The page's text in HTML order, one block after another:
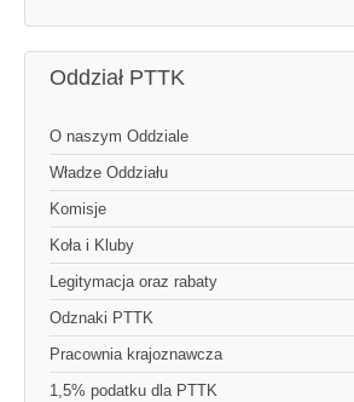
Oddział PTTK
O naszym Oddziale
Władze Oddziału
Komisje
Koła i Kluby
Legitymacja oraz rabaty
Odznaki PTTK
Pracownia krajoznawcza
1,5% podatku dla PTTK